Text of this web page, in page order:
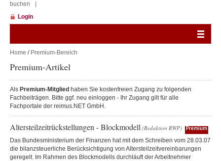
buchen
Login
Home / Premium-Bereich
Premium-Artikel
Als Premium-Mitglied haben Sie kostenfreien Zugang zu folgenden
Fachbeiträgen. Bitte ggf. neu einloggen - Ihr Zugang gilt für alle
Fachportale der reimus.NET GmbH.
Altersteilzeitrückstellungen - Blockmodell (Redaktion RWP) Premium
Das Bundesministerium der Finanzen hat mit dem Schreiben vom 28.03.07
die bilanzsteuerliche Berücksichtigung von Altersteilzeitvereinbarungen
geregelt. Im Rahmen des Blockmodells durchläuft der Arbeitnehmer